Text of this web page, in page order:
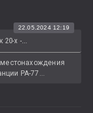
х -...
22.05.2024 12:19
РА-77...